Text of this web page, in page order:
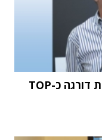
מחקר STKI השנתי: וואן טכנולוגיות דורגה כ-TOP